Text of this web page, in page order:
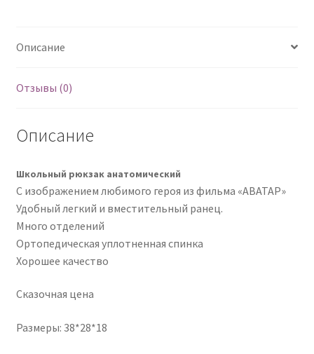
Описание
Отзывы (0)
Описание
Школьный рюкзак анатомический
С изображением любимого героя из фильма «АВАТАР»
Удобный легкий и вместительный ранец.
Много отделений
Ортопедическая уплотненная спинка
Хорошее качество
Сказочная цена
Размеры: 38*28*18